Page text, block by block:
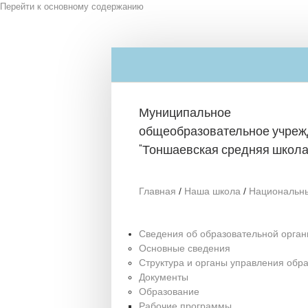
Перейти к основному содержанию
Муниципальное
общеобразовательное
"Тоншаевская средняя
Главная / Наша школа /
Сведения об образовательной
Основные сведения
Структура и органы управления
Документы
Образование